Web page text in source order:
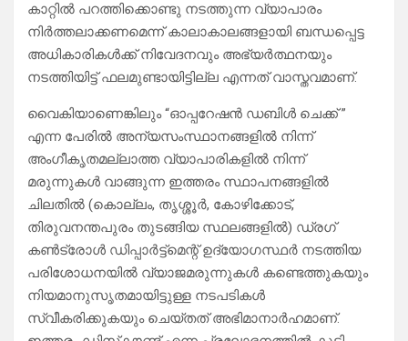
കാറ്റില്‍ പറത്തിക്കൊണ്ടു നടത്തുന്ന വ്യാപാരം
നിര്‍ത്തലാക്കണമെന്ന് കാലാകാലങ്ങളായി ബന്ധപ്പെട്ട
അധികാരികള്‍ക്ക് നിവേദനവും അഭ്യര്‍ത്ഥനയും
നടത്തിയിട്ട് ഫലമുണ്ടായിട്ടില്ല എന്നത് വാസ്തവമാണ്.
വൈകിയാണെങ്കിലും “ഓപ്പറേഷൻ ഡബിൾ ചെക്ക് ”
എന്ന പേരില്‍ അന്യസംസ്ഥാനങ്ങളില്‍ നിന്ന്
അംഗീകൃതമല്ലാത്ത വ്യാപാരികളില്‍ നിന്ന്
മരുന്നുകള്‍ വാങ്ങുന്ന ഇത്തരം സ്ഥാപനങ്ങളില്‍
ചിലതില്‍ (കൊല്ലം, തൃശ്ശൂര്‍, കോഴിക്കോട്,
തിരുവനന്തപുരം തുടങ്ങിയ സ്ഥലങ്ങളില്‍) ഡ്രഗ്
കൺട്രോൾ ഡിപ്പാർട്ട്മെന്റ് ഉദ്യോഗസ്ഥര്‍ നടത്തിയ
പരിശോധനയില്‍ വ്യാജമരുന്നുകള്‍ കണ്ടെത്തുകയും
നിയമാനുസൃതമായിട്ടുള്ള നടപടികള്‍
സ്വീകരിക്കുകയും ചെയ്തത് അഭിമാനാര്‍ഹമാണ്.